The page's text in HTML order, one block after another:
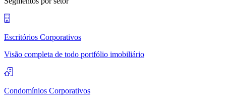
Escritórios Corporativos
Visão completa de todo portfólio imobiliário
Condomínios Corporativos